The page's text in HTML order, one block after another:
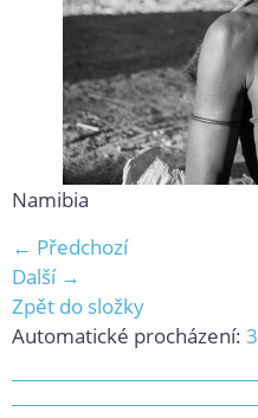
Namibia
← Předchozí
Další →
Zpět do složky
Automatické procházení: 3